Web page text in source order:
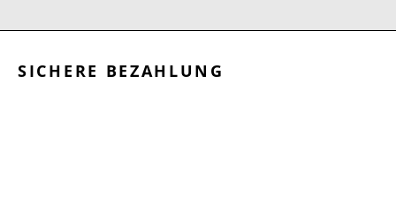
SICHERE BEZAHLUNG